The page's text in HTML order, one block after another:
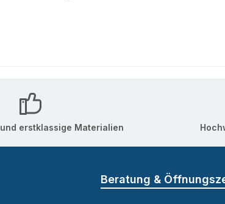
erstklassige Materialien
Beratung &